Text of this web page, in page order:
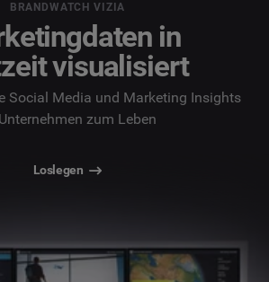
BRANDWATCH VIZIA
in
visualisiert
Social Media und Marketing Insights
zum Leben
Loslegen